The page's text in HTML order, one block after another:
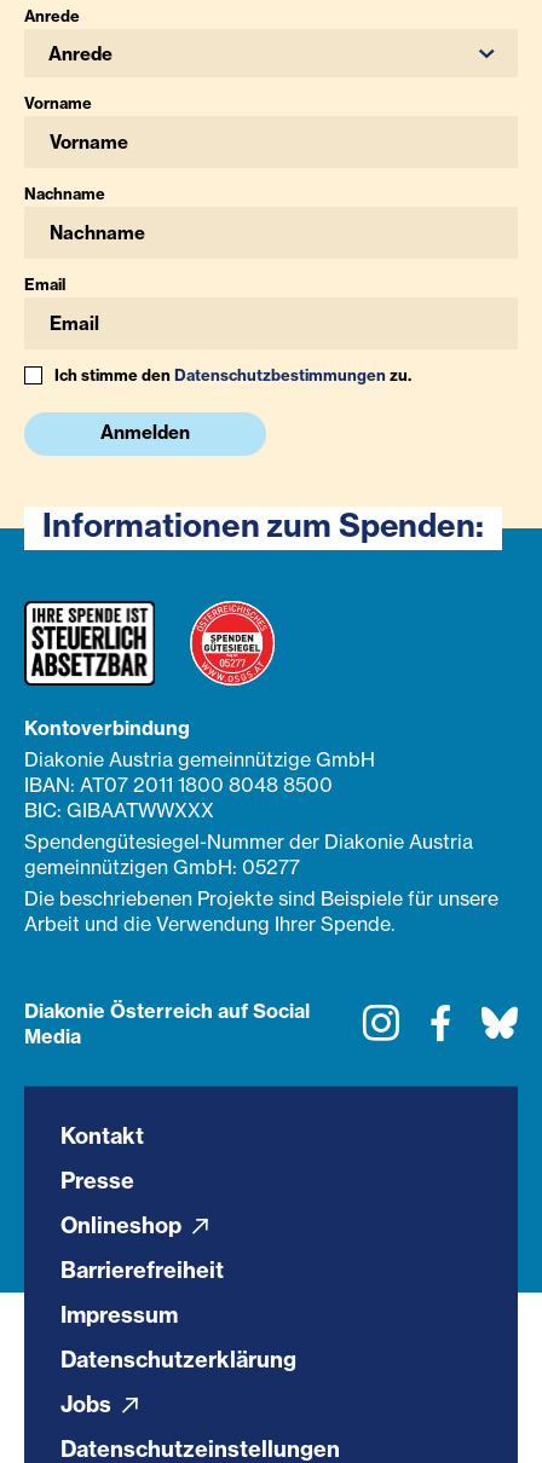
Anrede
Anrede
Vorname
Nachname
Email
Ich stimme denDatenschutzbestimmungenzu.
Anmelden
Informationen zum Spenden:
Kontoverbindung
Diakonie Austria gemeinnützige GmbH
IBAN: AT07 2011 1800 8048 8500
BIC: GIBAATWWXXX
Spendengütesiegel-Nummer der Diakonie Austria
gemeinnützigen GmbH: 05277
Die beschriebenen Projekte sind Beispiele für unsere
Arbeit und die Verwendung Ihrer Spende.
Diakonie Österreich auf Social
Media
Instagram
Kontakt
Presse
Onlineshop
Barrierefreiheit
Impressum
Datenschutzerklärung
Jobs
Datenschutzeinstellungen